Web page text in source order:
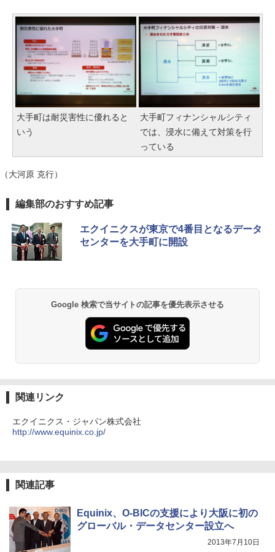
大手町は耐災害性に優れると
いう
大手町フィナンシャルシティ
では、浸水に備えて対策を行
っている
（大河原 克行）
編集部のおすすめ記事
エクイニクスが東京で4番目となるデータ
センターを大手町に開設
Google 検索で当サイトの記事を優先表示させる
関連リンク
エクイニクス・ジャパン株式会社
http://www.equinix.co.jp/
関連記事
Equinix、O-BICの支援により大阪に初の
グローバル・データセンター設立へ
2013年7月10日